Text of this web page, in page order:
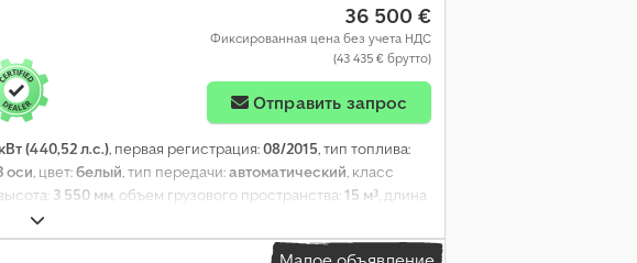
36 500 €
Фиксированная цена без учета НДС
(43 435 € брутто)
Отправить запрос
(440,52 л.с.), первая регистрация:08/2015, тип топлива:
оси , цвет:белый , тип передачи:автоматический , класс
3 550 мм , объем грузового пространства:15 м³ , длина
загрузки:
система, электронная программа стабилизации